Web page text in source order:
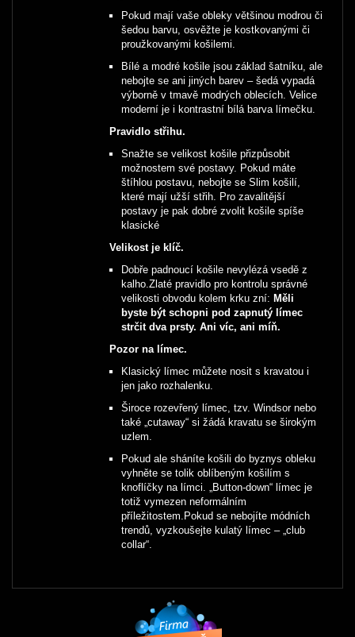
Pokud mají vaše obleky většinou modrou či
šedou barvu, osvěžte je kostkovanými či
proužkovanými košilemi.
Bílé a modré košile jsou základ šatníku, ale
nebojte se ani jiných barev – šedá vypadá
výborně v tmavě modrých oblecích. Velice
moderní je i kontrastní bílá barva límečku.
Pravidlo střihu.
Snažte se velikost košile přizpůsobit
možnostem své postavy. Pokud máte
štíhlou postavu, nebojte se Slim košilí,
které mají užší střih. Pro zavalitější
postavy je pak dobré zvolit košile spíše
klasické
Velikost je klíč.
Dobře padnoucí košile nevylézá vsedě z
kalho.Zlaté pravidlo pro kontrolu správné
velikosti obvodu kolem krku zní: Měli
byste být schopni pod zapnutý límec
strčit dva prsty. Ani víc, ani míň.
Pozor na límec.
Klasický límec můžete nosit s kravatou i
jen jako rozhalenku.
Široce rozevřený límec, tzv. Windsor nebo
také „cutaway“ si žádá kravatu se širokým
uzlem.
Pokud ale sháníte košili do byznys obleku
vyhněte se tolik oblíbeným košilím s
knoflíčky na límci. „Button-down“ límec je
totiž vymezen neformálním
příležitostem.Pokud se nebojíte módních
trendů, vyzkoušejte kulatý límec – „club
collar“.